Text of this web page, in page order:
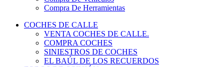
COCHES DE CALLE
VENTA COCHES DE CALLE.
COMPRA COCHES
SINIESTROS DE COCHES
EL BAÚL DE LOS RECUERDOS
FOROS DE OPINIÓN